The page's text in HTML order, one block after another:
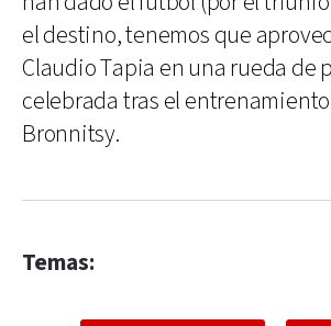
el destino, tenemos que
Claudio Tapia en una rueda de
celebrada tras el
Bronnitsy.
Temas: